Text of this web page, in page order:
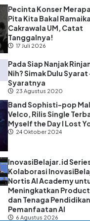
Pecinta Konser
Pita Kita Bakal
Cakrawala UM, Catat
Tanggalnya!
17 Juli 2026
Pada Siap Nanjak
Nih? Simak Dulu Syarat
Syaratnya
23 Agustus 2020
Band Sophisti-pop
Velco, Rilis Single
Myself the Day I Lost
24 Oktober 2024
InovasiBelajar.id
Kolaborasi
Nortis AI Academy
Meningkatkan
dan Tenaga
Pemanfaatan AI
6 Agustus 2026